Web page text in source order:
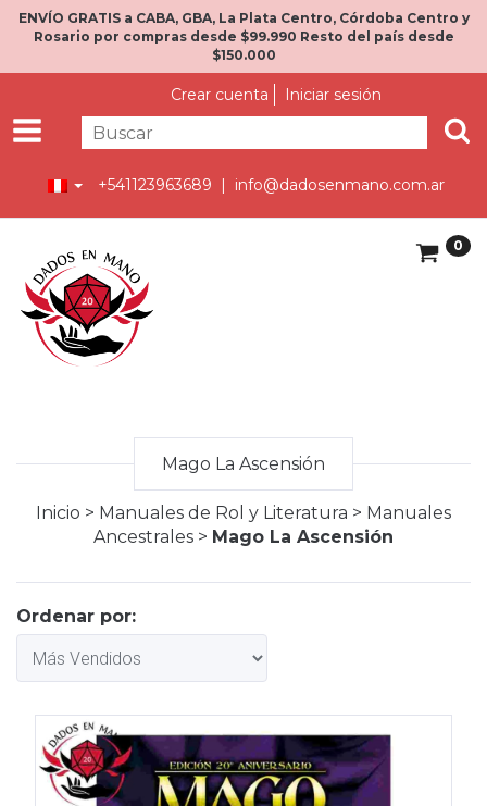
ENVÍO GRATIS a CABA, GBA, La Plata Centro, Córdoba Centro y
Rosario por compras desde $99.990 Resto del país desde
$150.000
Crear cuenta Iniciar sesión
+541123963689 | info@dadosenmano.com.ar
0
Mago La Ascensión
Inicio > Manuales de Rol y Literatura > Manuales
Ancestrales > Mago La Ascensión
Ordenar por: